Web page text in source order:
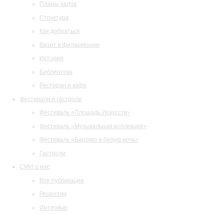
Планы залов
Структура
Как добраться
Визит в филармонию
История
Библиотека
Ресторан и кафе
Фестивали и гастроли
Фестиваль «Площадь Искусств»
Фестиваль «Музыкальная коллекция»
Фестиваль «Барокко в белую ночь»
Гастроли
СМИ о нас
Все публикации
Рецензии
Интервью